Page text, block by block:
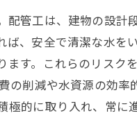
管工は、建物の設計
、安全で清潔な水を
す。これらのリスク
の削減や水資源の効率
的に取り入れ、常に